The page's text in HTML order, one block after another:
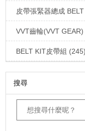
皮帶張緊器總成
VVT齒輪(VVT
BELT KIT皮帶組 (245)
搜尋